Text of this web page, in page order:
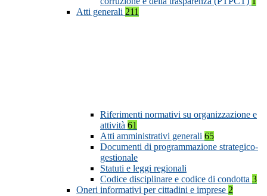
Atti generali 211
Riferimenti normativi su organizzazione e
attività 61
Atti amministrativi generali 65
Documenti di programmazione strategico-
gestionale
Statuti e leggi regionali
Codice disciplinare e codice di condotta 3
Oneri informativi per cittadini e imprese 2